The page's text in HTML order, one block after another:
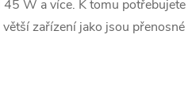
W a více. K tomu
zařízení jako jsou